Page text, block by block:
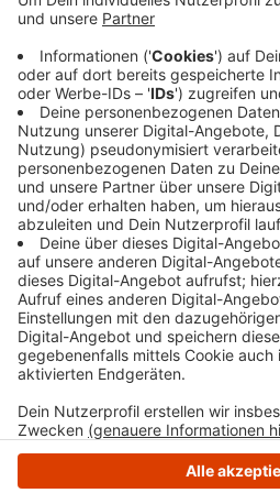
Die Feuerwehr wurde gegen
einer Wohnung am
Herd angebrannt war. Das
Mehrfamilienhauses war voller
befand sich noch in der
holte die Frau aus der
Außerdem wurde das Haus
Anzeige